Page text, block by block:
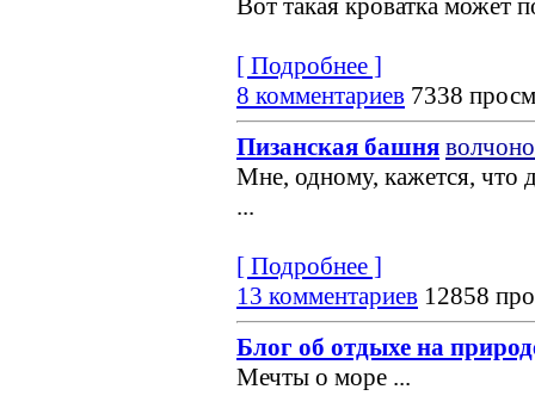
Вот такая кроватка может
[ Подробнее ]
8 комментариев 7338
Пизанская башня
Мне, одному, кажется, что
...
[ Подробнее ]
13 комментариев 12858
Блог об отдыхе на
Мечты о море ...